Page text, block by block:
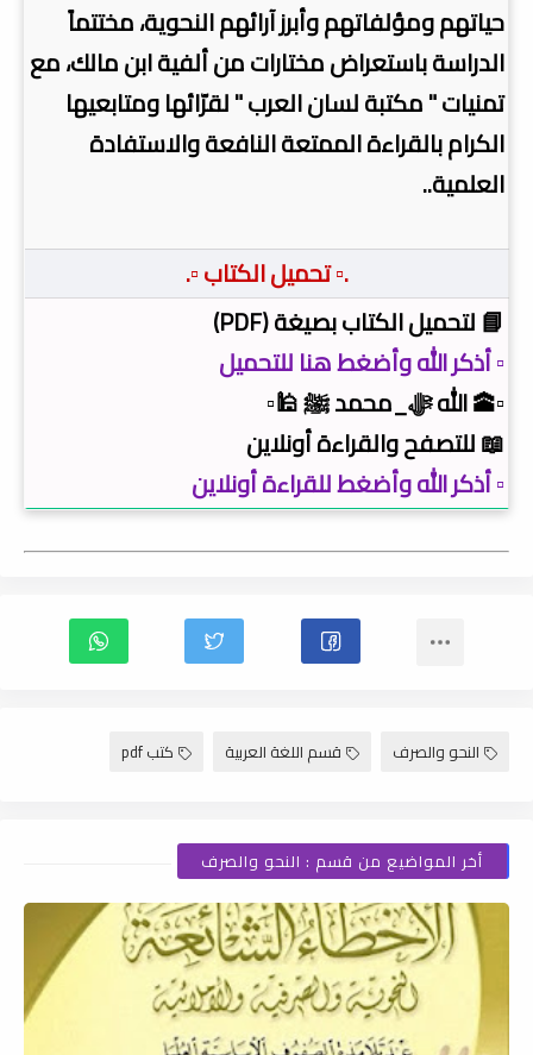
حياتهم ومؤلفاتهم وأبرز آرائهم النحوية، مختتماً
الدراسة باستعراض مختارات من ألفية ابن مالك، مع
تمنيات " مكتبة لسان العرب " لقرّائها ومتابعيها
الكرام بالقراءة الممتعة النافعة والاستفادة
العلمية..
.▫️ تحميل الكتاب ▫️.
📘 لتحميل الكتاب بصيغة (PDF)
▫️ أذكر الله وأضغط هنا للتحميل
▫️🕋 الله ﷻ_محمد ﷺ 🕌▫️
📖 للتصفح والقراءة أونلاين
▫️ أذكر الله وأضغط للقراءة أونلاين
النحو والصرف قسم اللغة العربية كتب pdf
أخر المواضيع من قسم : النحو والصرف